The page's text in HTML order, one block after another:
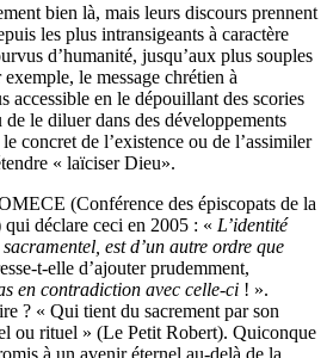
bien là, mais leurs discours prennent
les plus intransigeants à caractère
d’humanité, jusqu’aux plus souples
le message chrétien à
accessible en le dépouillant des scories
le diluer dans des développements
concret de l’existence ou de l’assimiler
« laïciser Dieu».
(Conférence des épiscopats de la
déclare ceci en 2005 : « L’identité
sacramentel , est d’un autre ordre que
t-elle d’ajouter prudemment,
en contradiction avec celle-ci ! ».
? « Qui tient du sacrement par son
ou rituel » (Le Petit Robert). Quiconque
à un avenir éternel au-delà de la